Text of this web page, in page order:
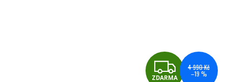
ZDARMA
4 990 Kč
–19 %